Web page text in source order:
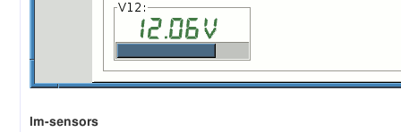
lm-sensors